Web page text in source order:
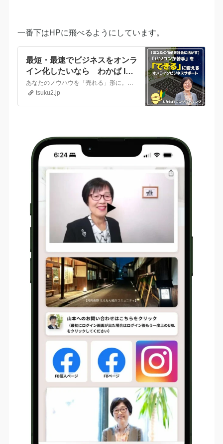
一番下はHPに飛べるようにしています。
最短・最速でビジネスをオンラ
イン化したいなら わかば IT
コンサルティング｜河内長野市
あなたのノウハウを「売れる」形に。最短・最速、3か月集中でビジネスオンライン化にチャレンジしてみませんか？好きなことを仕事にしたい40代以上の方のビジネスオンライン化プロデューサー、ツクツク!!! ECコンサルタントの山本和美です。メルマガ、チラシ、webチケット、セールストークや動画、プレゼン資料を魅力的に整えて、売上アップを目指しませんか？初めての方でも…
tsuku2.jp